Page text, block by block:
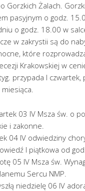
Gorzkich Żalach.
pasyjnym o godz.
o godz. 18.00 w
w zakrystii są do
które
Krakowskiej w
przypada I czwartek,
03 IV Msza św. o
i zakonne.
04 IV odwiedziny
I piątkowa od
05 IV Msza św.
Sercu NMP.
niedzielę 06 IV